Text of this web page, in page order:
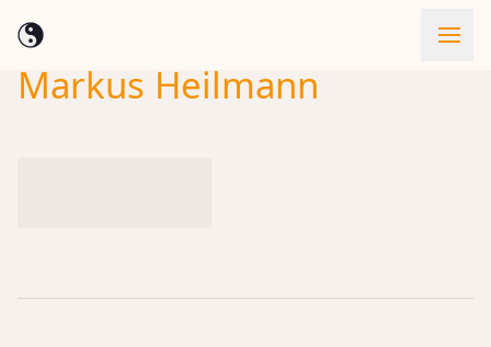
Skip to content
Markus Heilmann